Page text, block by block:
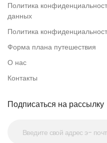
Политика
данных
Политика
Форма плана путешествия
О нас
Контакты
Подписаться на рассылку